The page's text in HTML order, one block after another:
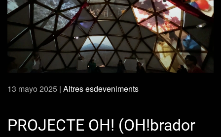
13 mayo 2025 | Altres esdeveniments
PROJECTE OH! (OH!brador